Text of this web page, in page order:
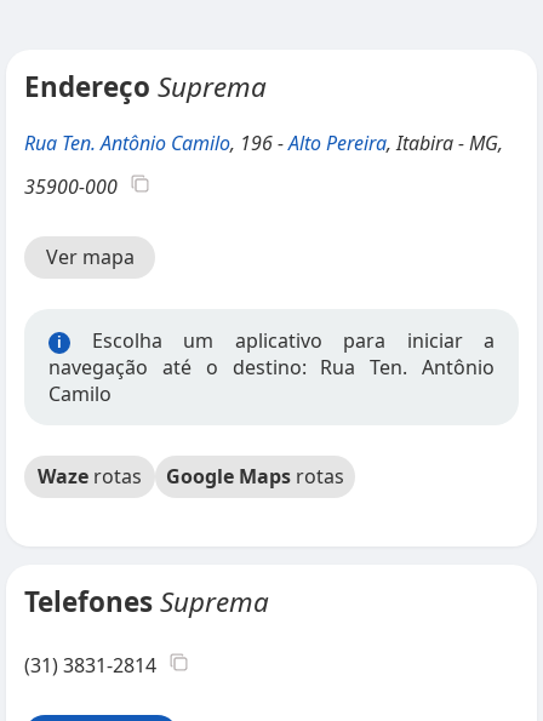
Endereço Suprema
Rua Ten. Antônio Camilo, 196 -Alto Pereira, Itabira - MG,
35900-000
Ver mapa
i
Escolha um aplicativo para iniciar a
navegação até o destino: Rua Ten. Antônio
Camilo
Waze rotas Google Maps rotas
TelefonesSuprema
(31) 3831-2814